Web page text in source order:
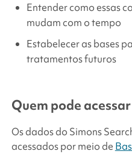
Entender como essas
mudam com o tempo
Estabelecer as bases
tratamentos futuros
Quem pode
Os dados do Simons
acessados por meio de